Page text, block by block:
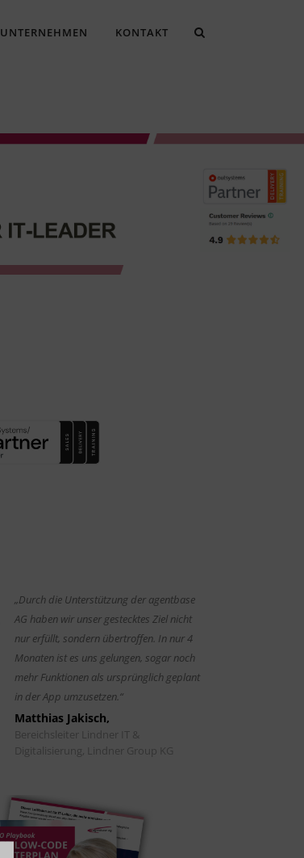
UNTERNEHMEN KONTAKT
„Durch die Unterstützung der agentbase
AG haben wir unser gestecktes Ziel nicht
nur erfüllt, sondern übertroffen. In nur 4
Monaten ist es uns gelungen, sogar noch
mehr Funktionen als ursprünglich geplant
in der App umzusetzen.“
Matthias Jakisch,
Bereichsleiter Lindner IT &
Digitalisierung, Lindner Group KG